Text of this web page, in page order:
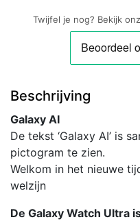
Titanium
Twijfel je nog? Bekijk
Beschrijving
Galaxy AI
De tekst ‘Galaxy AI’ is
pictogram te zien.
Welkom in het nieuwe
welzijn
De Galaxy Watch Ultra